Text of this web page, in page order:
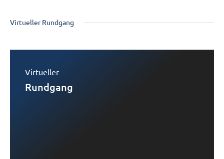
Virtueller Rundgang
Virtueller
Rundgang